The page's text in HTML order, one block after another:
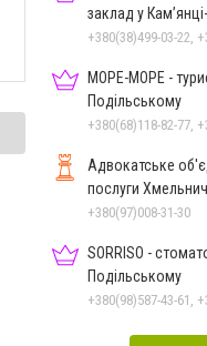
заклад у
МОРЕ-МОРЕ -
Подільському
Адвокатське
послуги
+380(97)008-31-30
SORRISO -
Подільському